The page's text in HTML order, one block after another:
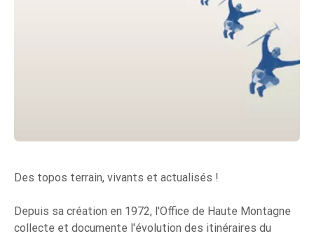
Des topos terrain, vivants et actualisés !
Depuis sa création en 1972, l'Office de Haute Montagne
collecte et documente l'évolution des itinéraires du